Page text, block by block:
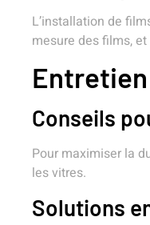
L’installation de
mesure des films,
Conseils
Pour maximiser la
les vitres.
Solutions